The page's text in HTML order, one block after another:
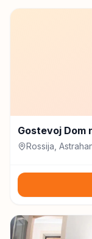
Gostevoj Dom
Rossija,